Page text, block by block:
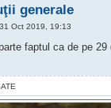
generale
Oct 2019, 19:13
faptul ca de pe